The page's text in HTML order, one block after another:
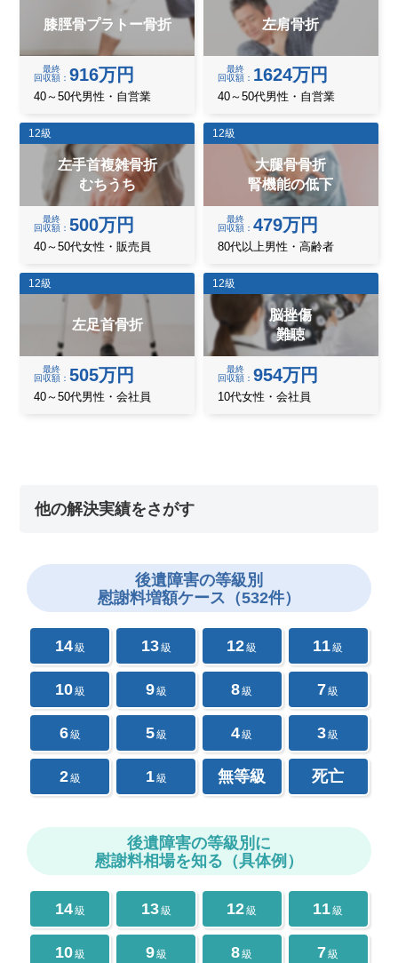
膝脛骨プラトー骨折
最終
回収額
916万円
40～50代男性・自営業
左肩骨折
最終
回収額
1624万円
40～50代男性・自営業
12級
左手首複雑骨折
むちうち
最終
回収額
500万円
40～50代女性・販売員
12級
大腿骨骨折
腎機能の低下
最終
回収額
479万円
80代以上男性・高齢者
12級
左足首骨折
最終
回収額
505万円
40～50代男性・会社員
12級
脳挫傷
難聴
最終
回収額
954万円
10代女性・会社員
他の解決実績をさがす
後遺障害の等級別
慰謝料増額ケース（532件）
14級 13級 12級 11級
10級 9級 8級 7級
6級 5級 4級 3級
2級 1級 無等級 死亡
後遺障害の等級別に
慰謝料相場を知る（具体例）
14級 13級 12級 11級
10級 9級 8級 7級